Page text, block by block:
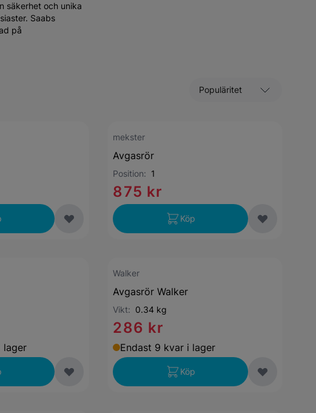
säkerhet och unika
Saabs
på
Sortera efter
mekster
Avgasrör
Position: 1
875 kr
Köp
lager
Walker
Avgasrör Walker
Vikt: 0.34 kg
286 kr
Endast 9 kvar i lager
Köp